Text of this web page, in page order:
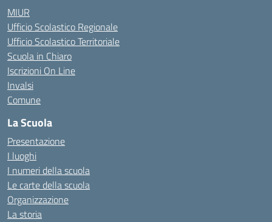
MIUR
Ufficio Scolastico Regionale
Ufficio Scolastico Territoriale
Scuola in Chiaro
Iscrizioni On Line
Invalsi
Comune
La Scuola
Presentazione
I luoghi
I numeri della scuola
Le carte della scuola
Organizzazione
La storia